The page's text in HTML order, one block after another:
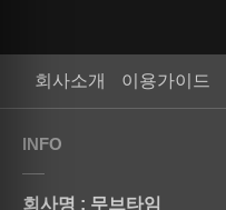
회사소개 이용가이드
INFO
회사명 : 무브타임